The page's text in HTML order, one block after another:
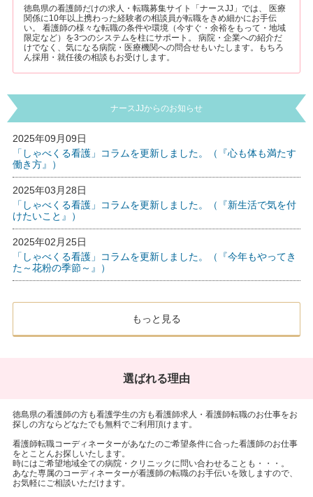
徳島県の看護師だけの求人・転職募集サイト「ナースJJ」では、 医療
関係に10年以上携わった経験者の相談員が転職をきめ細かにお手伝
い。 看護師の様々な転職の条件や環境（今すぐ・余裕をもって・地域
限定など）を3つのシステムを柱にサポート。 病院・企業への紹介だ
けでなく、気になる病院・医療機関への問合せもいたします。もちろ
ん採用・就任後の相談もお受けします。
ナースJJからのお知らせ
2025年09月09日
「しゃべくる看護」コラムを更新しました。（『心も体も満たす
働き方』）
2025年03月28日
「しゃべくる看護」コラムを更新しました。（『新生活で気を付
けたいこと』）
2025年02月25日
「しゃべくる看護」コラムを更新しました。（『今年もやってき
た～花粉の季節～』）
もっと見る
選ばれる理由
徳島県の看護師の方も看護学生の方も看護師求人・看護師転職のお仕事をお
探しの方ならどなたでも無料でご利用頂けます。
看護師転職コーディネーターがあなたのご希望条件に合った看護師のお仕事
をとことんお探しいたします。
時にはご希望地域全ての病院・クリニックに問い合わせることも・・・。
あなた専属のコーディネーターが看護師の転職のお手伝いを致しますので、
お気軽にご相談いただけます。